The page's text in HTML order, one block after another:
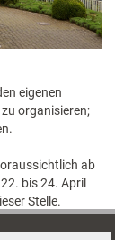
eigenen
organisieren;
ab
bis 24. April
Stelle.